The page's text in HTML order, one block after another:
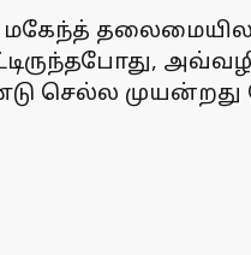
செல்ல முயன்றது